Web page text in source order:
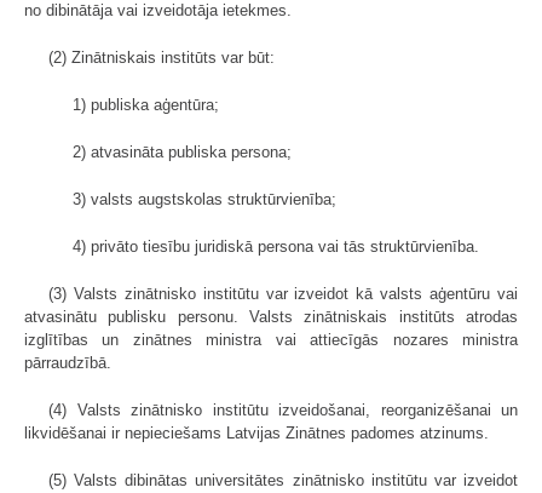
no dibinātāja vai izveidotāja ietekmes.
(2) Zinātniskais institūts var būt:
1) publiska aģentūra;
2) atvasināta publiska persona;
3) valsts augstskolas struktūrvienība;
4) privāto tiesību juridiskā persona vai tās struktūrvienība.
(3) Valsts zinātnisko institūtu var izveidot kā valsts aģentūru vai
atvasinātu publisku personu. Valsts zinātniskais institūts atrodas
izglītības un zinātnes ministra vai attiecīgās nozares ministra
pārraudzībā.
(4) Valsts zinātnisko institūtu izveidošanai, reorganizēšanai un
likvidēšanai ir nepieciešams Latvijas Zinātnes padomes atzinums.
(5) Valsts dibinātas universitātes zinātnisko institūtu var izveidot